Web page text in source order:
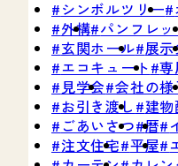
シンボルツリー
外構 パンフレッ
玄関ホール 展示
エコキュート 専
見学会 会社の様
お引き渡し
建
ごあいさつ 暦
注文住宅 平屋